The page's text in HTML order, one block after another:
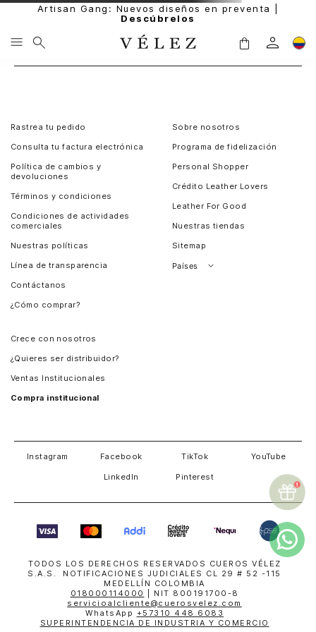
Artisan Gang: Nuevos diseños en preventa |
Descúbrelos
Rastrea tu pedido
Consulta tu factura electrónica
Política de cambios y
devoluciones
Términos y condiciones
Condiciones de actividades
comerciales
Nuestras políticas
Línea de transparencia
Contáctanos
¿Cómo comprar?
Sobre nosotros
Programa de fidelización
Personal Shopper
Crédito Leather Lovers
Leather For Good
Nuestras tiendas
Sitemap
Países
Crece con nosotros
¿Quieres ser distribuidor?
Ventas Institucionales
Compra institucional
Instagram Facebook TikTok YouTube
LinkedIn Pinterest
TODOS LOS DERECHOS RESERVADOS CUEROS VÉLEZ
S.A.S. NOTIFICACIONES JUDICIALES CL 29 # 52 -115
MEDELLÍN COLOMBIA
018000114000
| NIT 800191700-8
servicioalcliente@cuerosvelez.com
WhatsApp +57310 448 6083
SUPERINTENDENCIA DE INDUSTRIA Y COMERCIO